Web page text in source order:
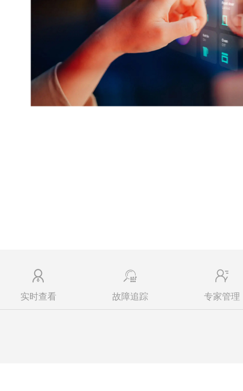
实时查看 故障追踪 专家管理